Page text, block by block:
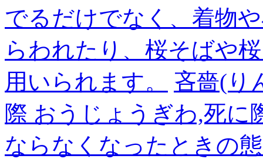
でるだけでなく、着物
らわれたり、桜そばや
用いられます。
吝嗇(り
際 おうじょうぎわ,死に
ならなくなったときの